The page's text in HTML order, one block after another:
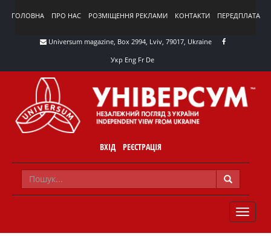
ГОЛОВНА ПРО НАС РОЗМІЩЕННЯ РЕКЛАМИ КОНТАКТИ ПЕРЕДПЛАТА
Universum magazine, Box 2994, Lviv, 79017, Ukraine
Укр Eng FrDe
ВХІД РЕЄСТРАЦІЯ
TOGGLE